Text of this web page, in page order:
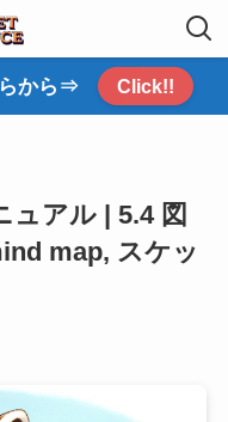
から⇒ Click!!
ュアル | 5.4 図
map, スケッ